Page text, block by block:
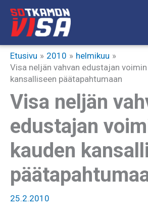
Siirry
sisältöön
Etusivu 2010
helmikuu
Visa neljän vahvan edustajan
kansalliseen päätapahtumaan
Visa neljän
edustajan
kauden
25.2.2010